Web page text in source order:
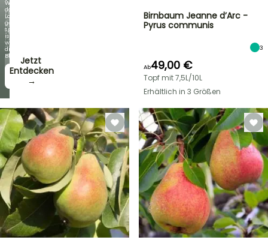
Entdecken
Sie
jede
Woche
neue
Angebote
Jetzt
zugreifen!
→
Wenn
das
Laub
genauso
spektakulär
ist
wie
die
Blüten!
Entdecken
→
Birnbaum Jeanne d’Arc -
Pyrus communis
3
Ab49,00 €
Topf mit 7,5L/10L
Erhältlich in 3 Größen